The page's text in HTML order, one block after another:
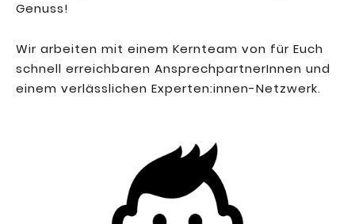
Genuss!
Wir arbeiten mit einem Kernteam von für Euch
schnell erreichbaren AnsprechpartnerInnen und
einem verlässlichen Experten:innen-Netzwerk.